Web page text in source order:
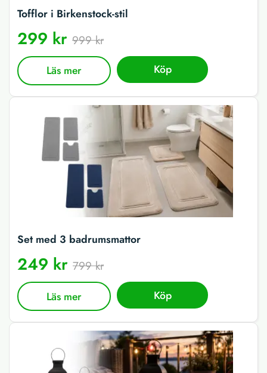
Tofflor i Birkenstock-stil
299 kr 999 kr
Läs mer Köp
Set med 3 badrumsmattor
249 kr 799 kr
Läs mer Köp